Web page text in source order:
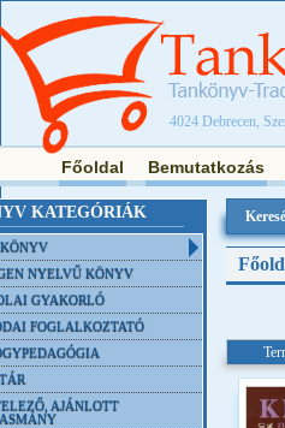
4024 Debrecen,
Főoldal Bemutatkozás
KATEGÓRIÁK
NYELVŰ KÖNYV
GYAKORLÓ
FOGLALKOZTATÓ
AJÁNLOTT